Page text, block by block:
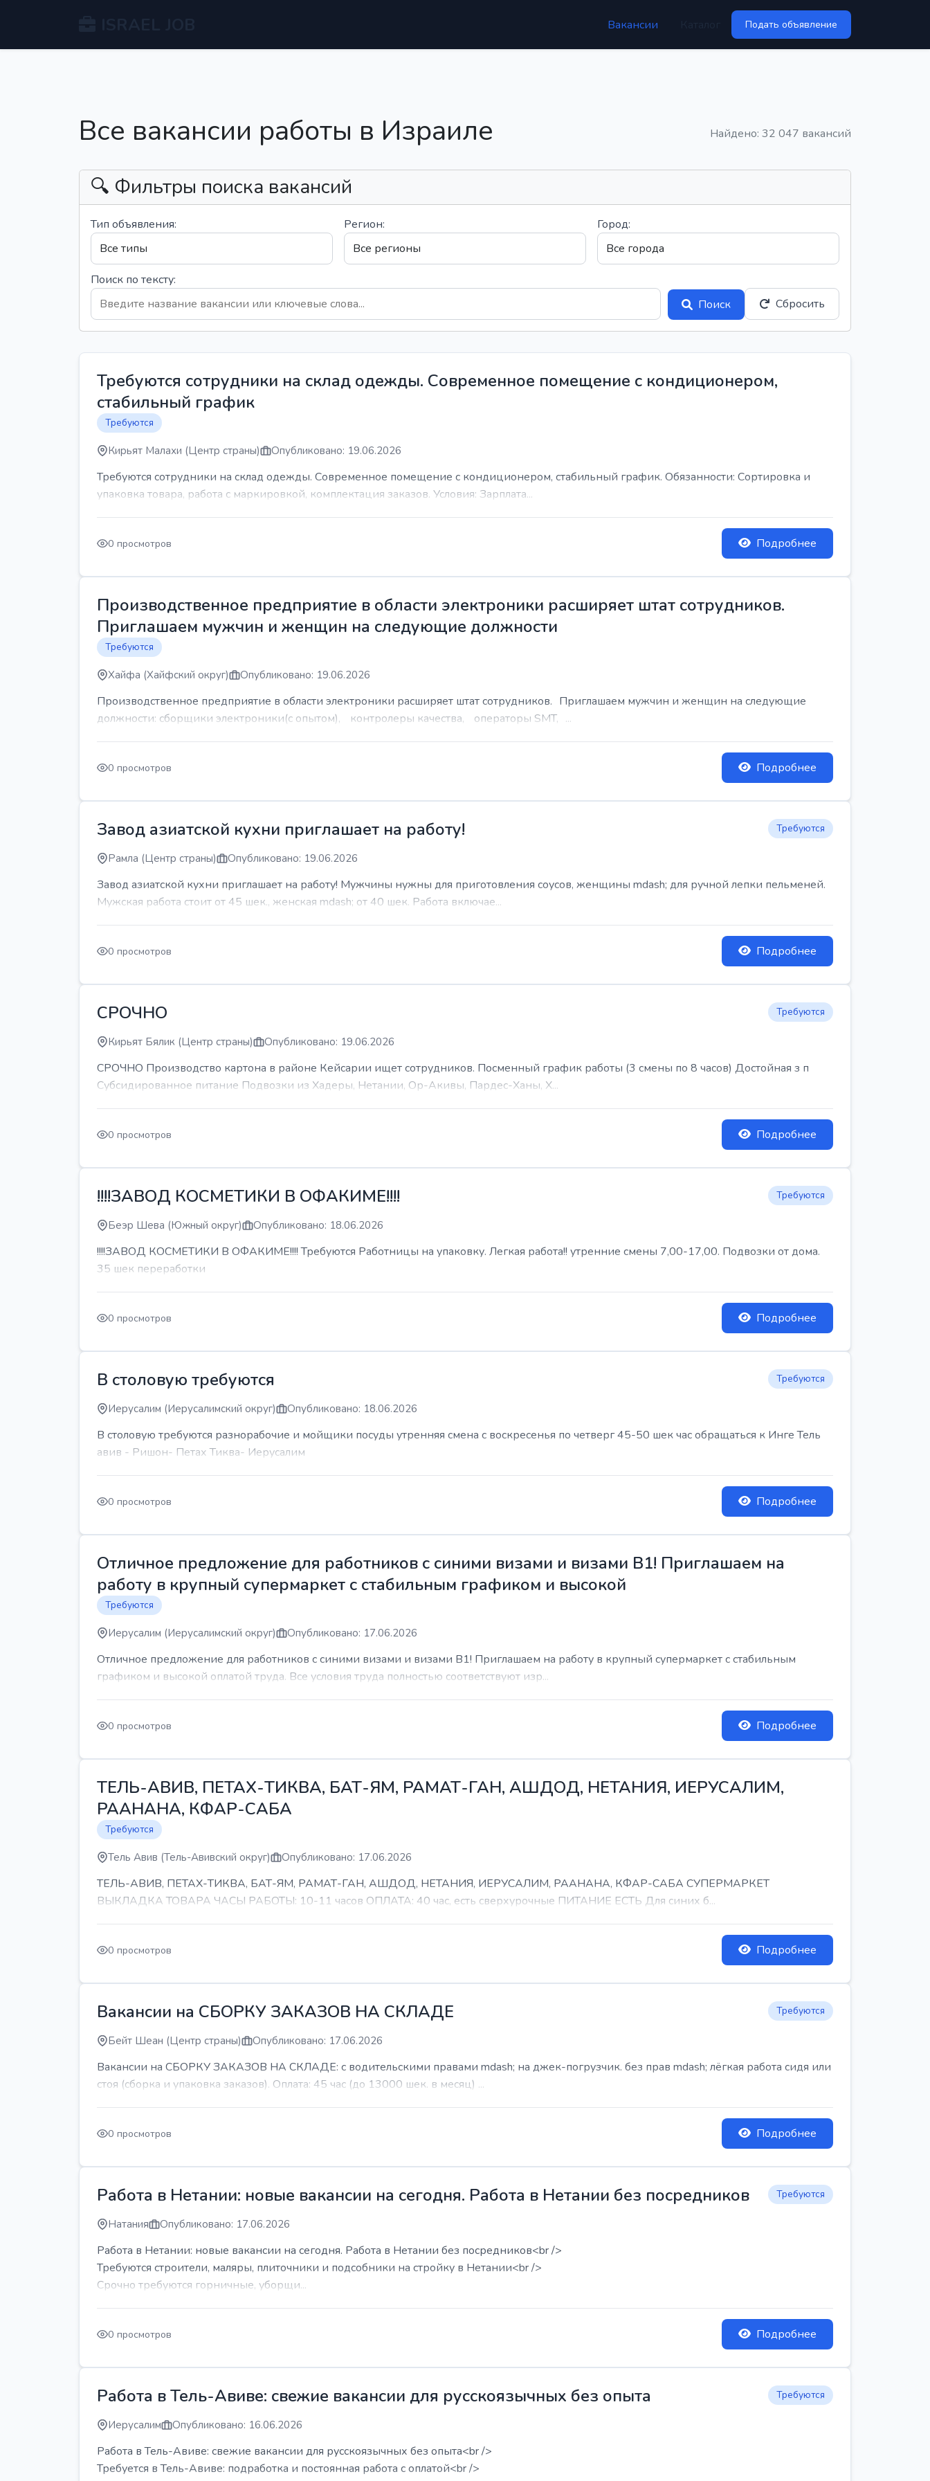
Вакансии Подать объявление
Все вакансии работы в Израиле Найдено: 32 047 вакансий
🔍 Фильтры поиска вакансий
Тип объявления: Регион: Город:
Поиск по тексту:
Поиск
Сбросить
Требуются сотрудники на склад одежды. Современное помещение с кондиционером,
стабильный график
Требуются
Кирьят Малахи (Центр страны) Опубликовано: 19.06.2026
Требуются сотрудники на склад одежды. Современное помещение с кондиционером, стабильный график. Обязанности: Сортировка и
упаковка товара, работа с маркировкой, комплектация заказов. Условия: Зарплата...
0 просмотров Подробнее
Производственное предприятие в области электроники расширяет штат сотрудников.
Приглашаем мужчин и женщин на следующие должности
Требуются
Хайфа (Хайфский округ) Опубликовано: 19.06.2026
Производственное предприятие в области электроники расширяет штат сотрудников. Приглашаем мужчин и женщин на следующие
должности: сборщики электроники(с опытом), контролеры качества, операторы SMT, ...
0 просмотров Подробнее
Завод азиатской кухни приглашает на работу! Требуются
Рамла (Центр страны) Опубликовано: 19.06.2026
Завод азиатской кухни приглашает на работу! Мужчины нужны для приготовления соусов, женщины mdash; для ручной лепки пельменей.
Мужская работа стоит от 45 шек., женская mdash; от 40 шек. Работа включае...
0 просмотров Подробнее
СРОЧНО Требуются
Кирьят Бялик (Центр страны) Опубликовано: 19.06.2026
СРОЧНО Производство картона в районе Кейсарии ищет сотрудников. Посменный график работы (3 смены по 8 часов) Достойная з п
Субсидированное питание Подвозки из Хадеры, Нетании, Ор-Акивы, Пардес-Ханы, Х...
0 просмотров Подробнее
!!!!ЗАВОД КОСМЕТИКИ В ОФАКИМЕ!!!! Требуются
Беэр Шева (Южный округ) Опубликовано: 18.06.2026
!!!!ЗАВОД КОСМЕТИКИ В ОФАКИМЕ!!!! Требуются Работницы на упаковку. Легкая работа!! утренние смены 7,00-17,00. Подвозки от дома.
35 шек переработки
0 просмотров Подробнее
В столовую требуются Требуются
Иерусалим (Иерусалимский округ) Опубликовано: 18.06.2026
В столовую требуются разнорабочие и мойщики посуды утренняя смена с воскресенья по четверг 45-50 шек час обращаться к Инге Тель
авив - Ришон- Петах Тиква- Иерусалим
0 просмотров Подробнее
Отличное предложение для работников с синими визами и визами B1! Приглашаем на
работу в крупный супермаркет с стабильным графиком и высокой
Требуются
Иерусалим (Иерусалимский округ) Опубликовано: 17.06.2026
Отличное предложение для работников с синими визами и визами B1! Приглашаем на работу в крупный супермаркет с стабильным
графиком и высокой оплатой труда. Все условия труда полностью соответствуют изр...
0 просмотров Подробнее
ТЕЛЬ-АВИВ, ПЕТАХ-ТИКВА, БАТ-ЯМ, РАМАТ-ГАН, АШДОД, НЕТАНИЯ, ИЕРУСАЛИМ,
РААНАНА, КФАР-САБА
Требуются
Тель Авив (Тель-Авивский округ) Опубликовано: 17.06.2026
ТЕЛЬ-АВИВ, ПЕТАХ-ТИКВА, БАТ-ЯМ, РАМАТ-ГАН, АШДОД, НЕТАНИЯ, ИЕРУСАЛИМ, РААНАНА, КФАР-САБА СУПЕРМАРКЕТ
ВЫКЛАДКА ТОВАРА ЧАСЫ РАБОТЫ: 10-11 часов ОПЛАТА: 40 час, есть сверхурочные ПИТАНИЕ ЕСТЬ Для синих б...
0 просмотров Подробнее
Вакансии на СБОРКУ ЗАКАЗОВ НА СКЛАДЕ Требуются
Бейт Шеан (Центр страны) Опубликовано: 17.06.2026
Вакансии на СБОРКУ ЗАКАЗОВ НА СКЛАДЕ: с водительскими правами mdash; на джек-погрузчик. без прав mdash; лёгкая работа сидя или
стоя (сборка и упаковка заказов). Оплата: 45 час (до 13000 шек. в месяц) ...
0 просмотров Подробнее
Работа в Нетании: новые вакансии на сегодня. Работа в Нетании без посредников Требуются
Натания Опубликовано: 17.06.2026
Работа в Нетании: новые вакансии на сегодня. Работа в Нетании без посредников<br />
Требуются строители, маляры, плиточники и подсобники на стройку в Нетании<br />
Срочно требуются горничные, уборщи...
0 просмотров Подробнее
Работа в Тель-Авиве: свежие вакансии для русскоязычных без опыта Требуются
Иерусалим Опубликовано: 16.06.2026
Работа в Тель-Авиве: свежие вакансии для русскоязычных без опыта<br />
Требуется в Тель-Авиве: подработка и постоянная работа с оплатой<br />